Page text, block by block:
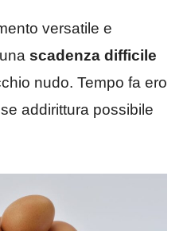
versatile e
scadenza difficile
nudo. Tempo fa ero
addirittura possibile